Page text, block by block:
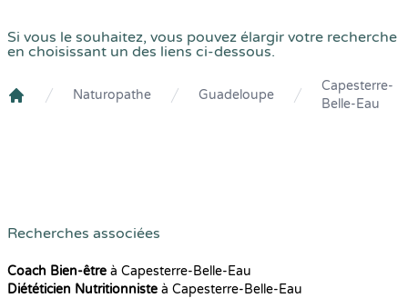
Si vous le souhaitez, vous pouvez élargir votre recherche
en choisissant un des liens ci-dessous.
Naturopathe Guadeloupe
Capesterre-
Belle-Eau
Recherches associées
Coach Bien-être à Capesterre-Belle-Eau
Diététicien Nutritionniste à Capesterre-Belle-Eau